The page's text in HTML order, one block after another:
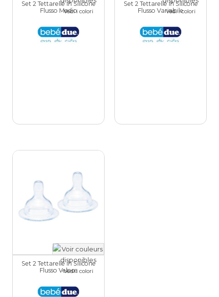
Set 2 Tettarelle in Silicone
Flusso MedioVedi i colori
Set 2 Tettarelle in Silicone
Flusso Variabile
Vedi i colori
Set 2 Tettarelle in Silicone
Flusso VeloceVedi i colori